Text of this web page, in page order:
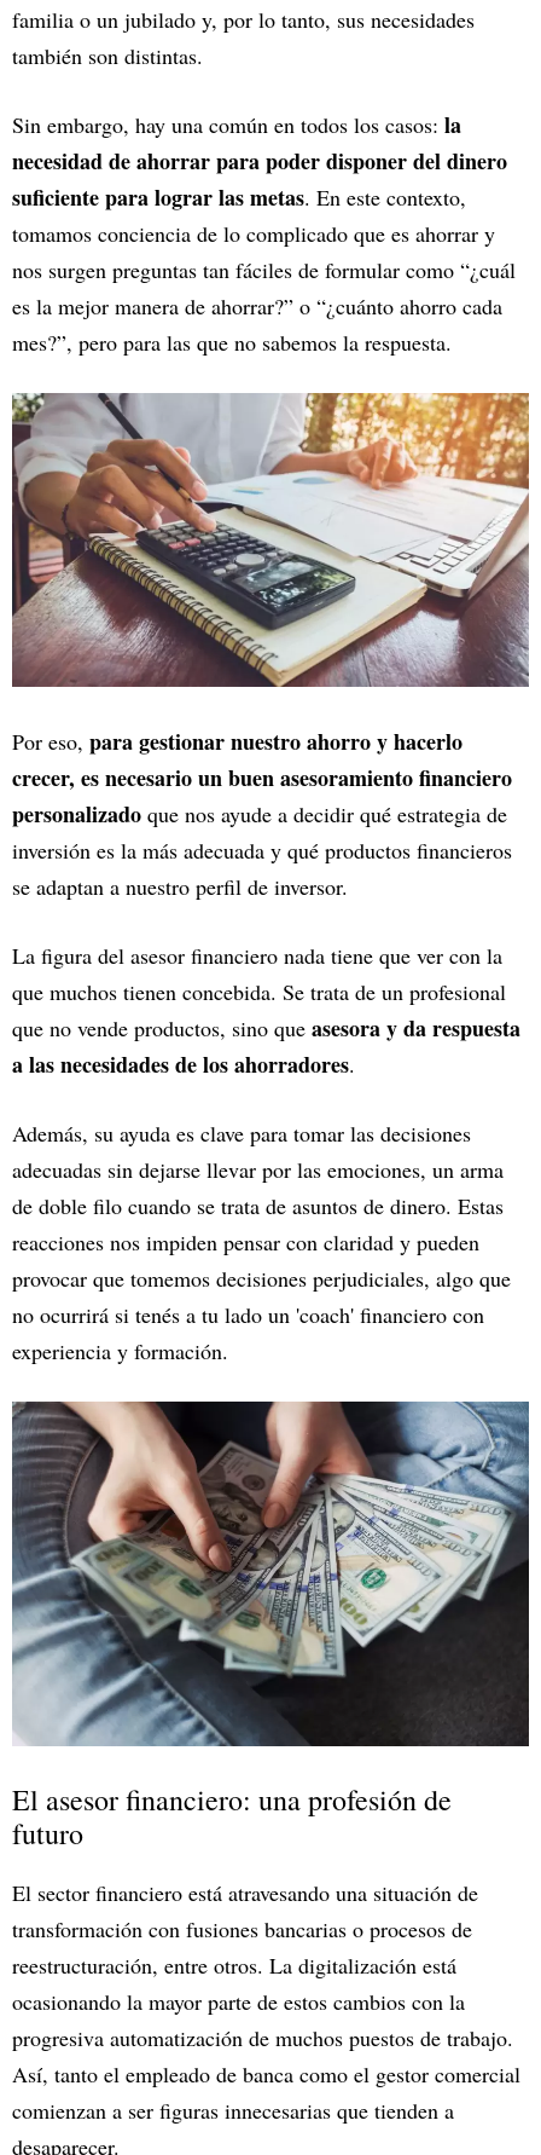
familia o un jubilado y, por lo tanto, sus necesidades
también son distintas.
Sin embargo, hay una común en todos los casos: la
necesidad de ahorrar para poder disponer del dinero
suficiente para lograr las metas. En este contexto,
tomamos conciencia de lo complicado que es ahorrar y
nos surgen preguntas tan fáciles de formular como “¿cuál
es la mejor manera de ahorrar?” o “¿cuánto ahorro cada
mes?”, pero para las que no sabemos la respuesta.
Por eso, para gestionar nuestro ahorro y hacerlo
crecer, es necesario un buen asesoramiento financiero
personalizado que nos ayude a decidir qué estrategia de
inversión es la más adecuada y qué productos financieros
se adaptan a nuestro perfil de inversor.
La figura del asesor financiero nada tiene que ver con la
que muchos tienen concebida. Se trata de un profesional
que no vende productos, sino que asesora y da respuesta
a las necesidades de los ahorradores.
Además, su ayuda es clave para tomar las decisiones
adecuadas sin dejarse llevar por las emociones, un arma
de doble filo cuando se trata de asuntos de dinero. Estas
reacciones nos impiden pensar con claridad y pueden
provocar que tomemos decisiones perjudiciales, algo que
no ocurrirá si tenés a tu lado un 'coach' financiero con
experiencia y formación.
El asesor financiero: una profesión de
futuro
El sector financiero está atravesando una situación de
transformación con fusiones bancarias o procesos de
reestructuración, entre otros. La digitalización está
ocasionando la mayor parte de estos cambios con la
progresiva automatización de muchos puestos de trabajo.
Así, tanto el empleado de banca como el gestor comercial
comienzan a ser figuras innecesarias que tienden a
desaparecer.